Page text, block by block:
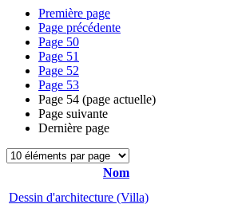
Première page
Page précédente
Page 50
Page 51
Page 52
Page 53
Page 54 (page actuelle)
Page suivante
Dernière page
Nom
Dessin d'architecture (Villa)